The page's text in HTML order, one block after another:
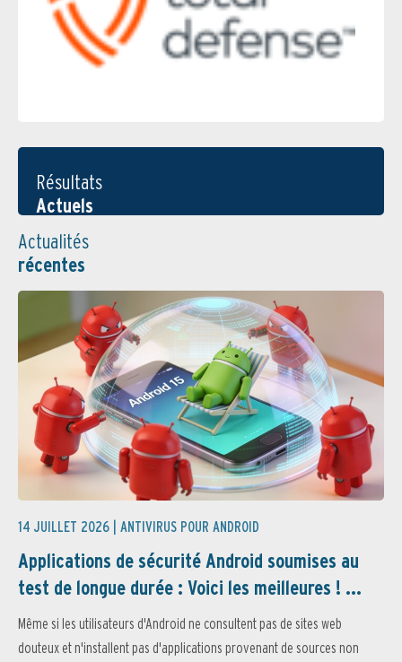
Résultats
Actuels
Actualités
récentes
14 JUILLET 2026 | ANTIVIRUS POUR ANDROID
Applications de sécurité Android soumises au
test de longue durée : Voici les meilleures ! ...
Même si les utilisateurs d'Android ne consultent pas de sites web
douteux et n'installent pas d'applications provenant de sources non